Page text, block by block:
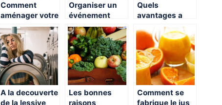
Comment
aménager votre
cuisine à petit
prix?
Organiser un
événement
privé, comment
gérer le repas ?
Quels
avantages a
choisir la
cafetiere
Senseo ?
A la decouverte
de la lessive
Les bonnes
raisons
Comment se
fabrique le jus